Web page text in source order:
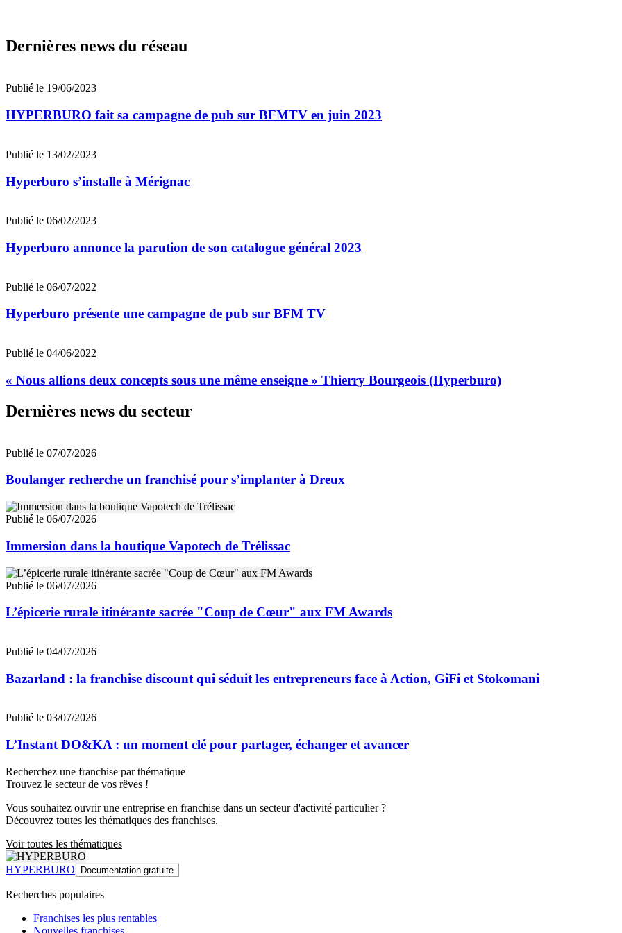
Dernières news du réseau
Publié le 19/06/2023
HYPERBURO fait sa campagne de pub sur BFMTV en juin 2023
Publié le 13/02/2023
Hyperburo s’installe à Mérignac
Publié le 06/02/2023
Hyperburo annonce la parution de son catalogue général 2023
Publié le 06/07/2022
Hyperburo présente une campagne de pub sur BFM TV
Publié le 04/06/2022
« Nous allions deux concepts sous une même enseigne » Thierry Bourgeois (Hyperburo)
Dernières news du secteur
Publié le 07/07/2026
Boulanger recherche un franchisé pour s’implanter à Dreux
Publié le 06/07/2026
Immersion dans la boutique Vapotech de Trélissac
Publié le 06/07/2026
L’épicerie rurale itinérante sacrée "Coup de Cœur" aux FM Awards
Publié le 04/07/2026
Bazarland : la franchise discount qui séduit les entrepreneurs face à Action, GiFi et Stokomani
Publié le 03/07/2026
L’Instant DO&KA : un moment clé pour partager, échanger et avancer
Recherchez une franchise par thématique
Trouvez le secteur de vos rêves !
Vous souhaitez ouvrir une entreprise en franchise dans un secteur d'activité particulier ?
Découvrez toutes les thématiques des franchises.
Voir toutes les thématiques
HYPERBURO Documentation gratuite
Recherches populaires
Franchises les plus rentables
Nouvelles franchises